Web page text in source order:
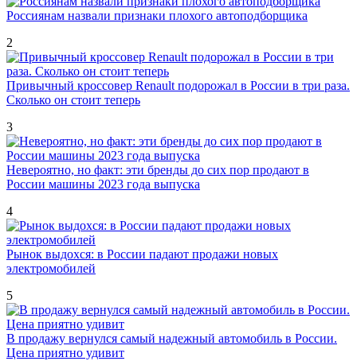
Россиянам назвали признаки плохого автоподборщика
2
Привычный кроссовер Renault подорожал в России в три раза.
Сколько он стоит теперь
3
Невероятно, но факт: эти бренды до сих пор продают в
России машины 2023 года выпуска
4
Рынок выдохся: в России падают продажи новых
электромобилей
5
В продажу вернулся самый надежный автомобиль в России.
Цена приятно удивит